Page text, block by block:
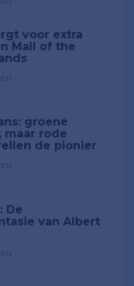
voor extra
Mall of the
groene
maar rode
de pionier
De
van Albert